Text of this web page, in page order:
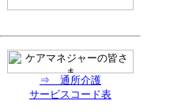
⇒ 通所介護
サービスコード表